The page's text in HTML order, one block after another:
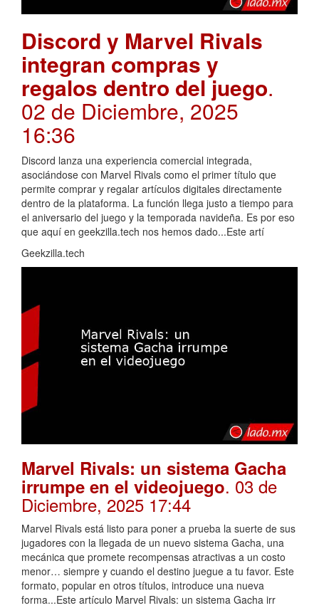
Discord y Marvel Rivals
integran compras y
regalos dentro del juego.
02 de Diciembre, 2025
16:36
Discord lanza una experiencia comercial integrada,
asociándose con Marvel Rivals como el primer título que
permite comprar y regalar artículos digitales directamente
dentro de la plataforma. La función llega justo a tiempo para
el aniversario del juego y la temporada navideña. Es por eso
que aquí en geekzilla.tech nos hemos dado...Este artí
Geekzilla.tech
Marvel Rivals: un sistema Gacha
irrumpe en el videojuego. 03 de
Diciembre, 2025 17:44
Marvel Rivals está listo para poner a prueba la suerte de sus
jugadores con la llegada de un nuevo sistema Gacha, una
mecánica que promete recompensas atractivas a un costo
menor… siempre y cuando el destino juegue a tu favor. Este
formato, popular en otros títulos, introduce una nueva
forma...Este artículo Marvel Rivals: un sistema Gacha irr